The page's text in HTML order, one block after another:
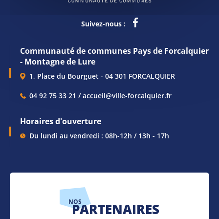
Suivez-nous :
Communauté de communes Pays de Forcalquier
- Montagne de Lure
1, Place du Bourguet - 04 301 FORCALQUIER
04 92 75 33 21 / accueil@ville-forcalquier.fr
Horaires d'ouverture
Du lundi au vendredi : 08h-12h / 13h - 17h
NOS
PARTENAIRES